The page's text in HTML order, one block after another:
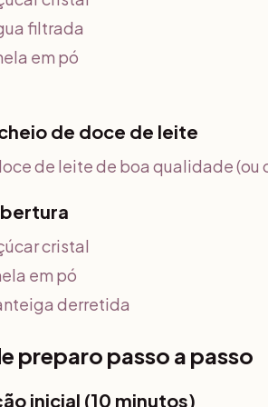
filtrada
em pó
de doce de leite
de leite de boa qualidade (ou
cristal
em pó
derretida
preparo passo a passo
inicial (10 minutos)